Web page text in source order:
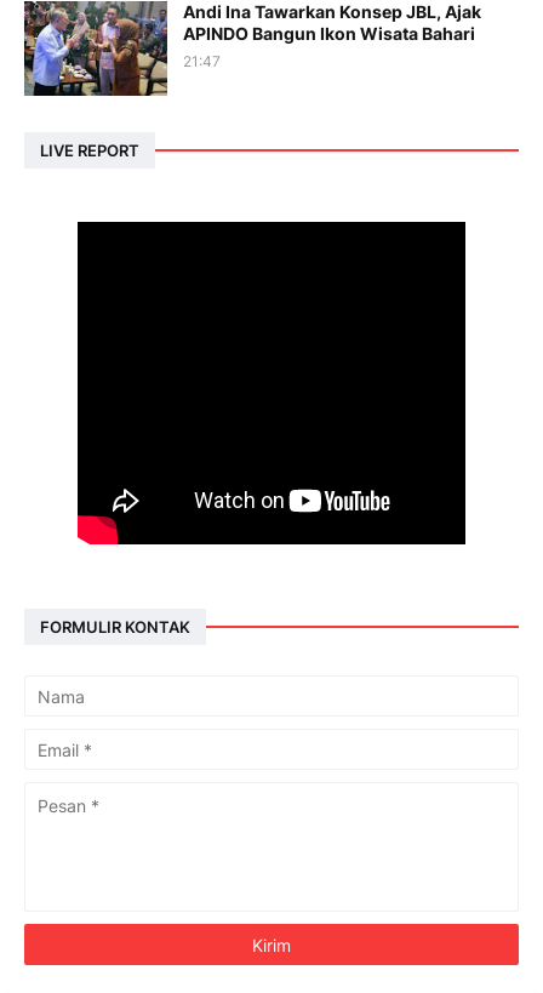
Andi Ina Tawarkan Konsep JBL, Ajak
APINDO Bangun Ikon Wisata Bahari
21:47
LIVE REPORT
FORMULIR KONTAK